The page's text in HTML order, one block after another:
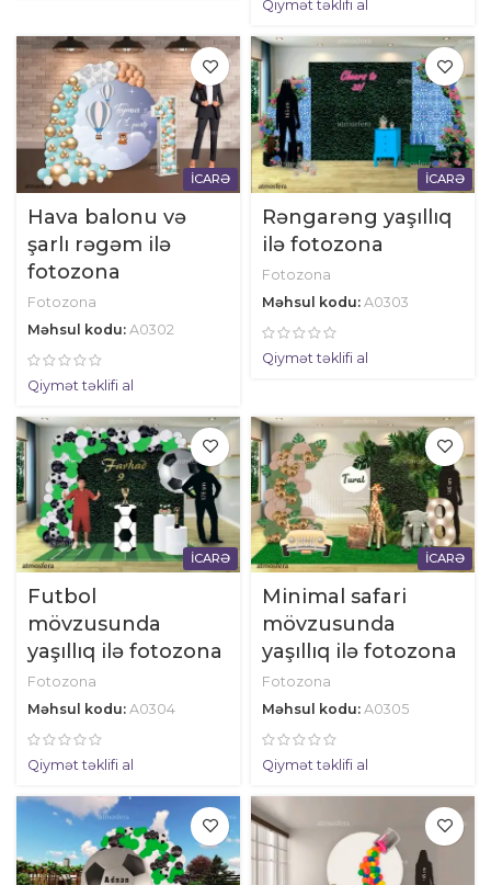
Qiymət təklifi al
İCARƏ
Hava balonu və
şarlı rəgəm ilə
fotozona
Fotozona
Məhsul kodu: A0302
Qiymət təklifi al
İCARƏ
Rəngarəng yaşıllıq
ilə fotozona
Fotozona
Məhsul kodu: A0303
Qiymət təklifi al
İCARƏ
Futbol
mövzusunda
yaşıllıq ilə fotozona
Fotozona
Məhsul kodu: A0304
Qiymət təklifi al
İCARƏ
Minimal safari
mövzusunda
yaşıllıq ilə fotozona
Fotozona
Məhsul kodu: A0305
Qiymət təklifi al